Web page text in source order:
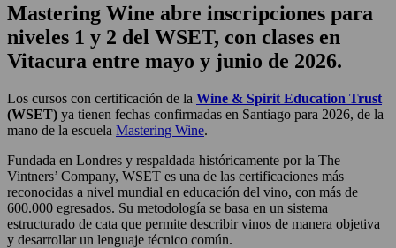
Mastering Wine abre inscripciones para
niveles 1 y 2 del WSET, con clases en
Vitacura entre mayo y junio de 2026.
Los cursos con certificación de la Wine & Spirit Education Trust
(WSET) ya tienen fechas confirmadas en Santiago para 2026, de la
mano de la escuela Mastering Wine.
Fundada en Londres y respaldada históricamente por la The
Vintners’ Company, WSET es una de las certificaciones más
reconocidas a nivel mundial en educación del vino, con más de
600.000 egresados. Su metodología se basa en un sistema
estructurado de cata que permite describir vinos de manera objetiva
y desarrollar un lenguaje técnico común.